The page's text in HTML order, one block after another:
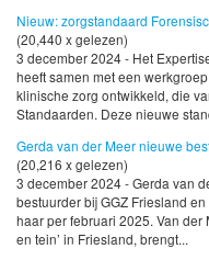
Nieuw: zorgstandaard
(20,440 x gelezen)
3 december 2024 - Het
heeft samen met een
klinische zorg ontwikkeld, die
Standaarden. Deze nieuwe
Gerda van der Meer nieuwe
(20,216 x gelezen)
3 december 2024 - Gerda van
bestuurder bij GGZ Friesland
haar per februari 2025. Van der
en tein’ in Friesland, brengt...